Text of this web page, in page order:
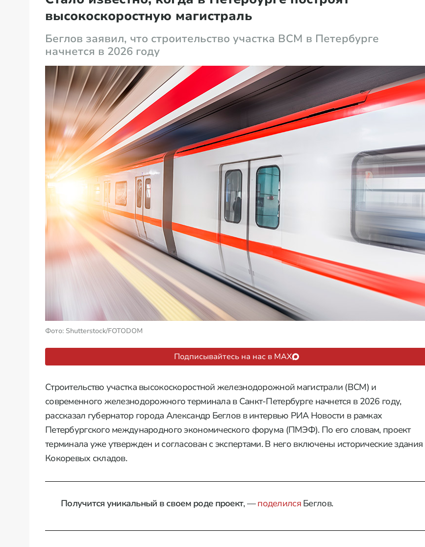
высокоскоростную магистраль
Беглов заявил, что строительство участка ВСМ в Петербурге
начнется в 2026 году
Фото: Shutterstock/FOTODOM
Подписывайтесь на нас в MAX
Строительство участка высокоскоростной железнодорожной магистрали (ВСМ) и
современного железнодорожного терминала в Санкт-Петербурге начнется в 2026 году,
рассказал губернатор города Александр Беглов в интервью РИА Новости в рамках
Петербургского международного экономического форума (ПМЭФ). По его словам, проект
терминала уже утвержден и согласован с экспертами. В него включены исторические здания
Кокоревых складов.
Получится уникальный в своем роде проект, —поделилсяБеглов.